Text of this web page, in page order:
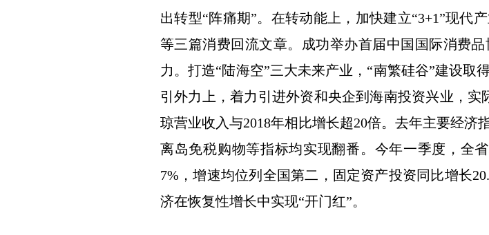
出转型“阵痛期”。在转动能上，加快建立“3+1”现代
等三篇消费回流文章。成功举办首届中国国际消费
力。打造“陆海空”三大未来产业，“南繁硅谷”建设取
引外力上，着力引进外资和央企到海南投资兴业，
琼营业收入与2018年相比增长超20倍。去年主要经济
离岛免税购物等指标均实现翻番。今年一季度，全
7%，增速均位列全国第二，固定资产投资同比增长
济在恢复性增长中实现“开门红”。